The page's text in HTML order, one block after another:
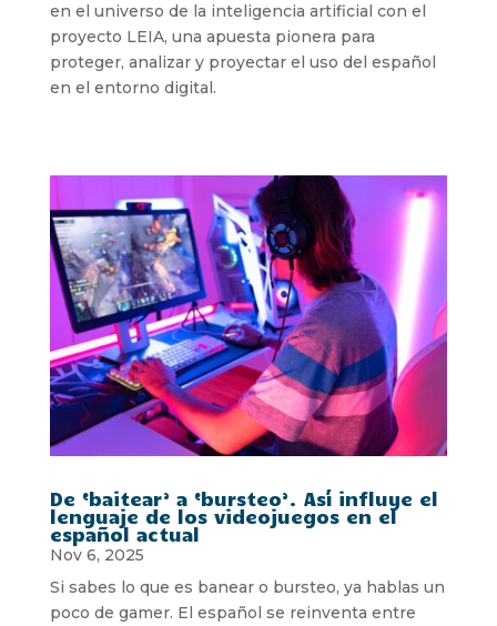
en el universo de la inteligencia artificial con el
proyecto LEIA, una apuesta pionera para
proteger, analizar y proyectar el uso del español
en el entorno digital.
De ‘baitear’ a ‘bursteo’. Así influye el
lenguaje de los videojuegos en el
español actual
Nov 6, 2025
Si sabes lo que es banear o bursteo, ya hablas un
poco de gamer. El español se reinventa entre